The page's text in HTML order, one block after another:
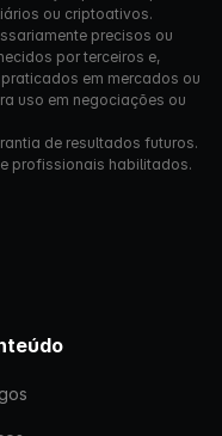
ou criptoativos.
precisos ou
por terceiros e,
em mercados ou
uso em negociações ou
de resultados futuros.
profissionais habilitados.